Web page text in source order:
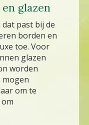
glazen
past bij de
borden en
toe. Voor
glazen
worden
mogen
om te